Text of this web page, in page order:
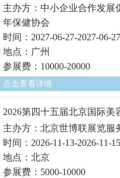
主办方：中小企业合作发展
年保健协会
时间：2027-06-27-2027-06-27
地点：广州
参展费：10000-20000
点击查看详情
2026第四十五届北京国际美
主办方：北京世博联展览服
时间：2026-11-13-2026-11-15
地点：北京
参展费：5000-10000